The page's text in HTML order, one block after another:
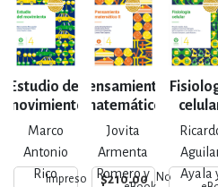
Estudio del
movimiento
Marco
Antonio
RicoImpreso $210.00
Pensamiento
matemático
II
Jovita
Armenta
Romero y
No
Ayala